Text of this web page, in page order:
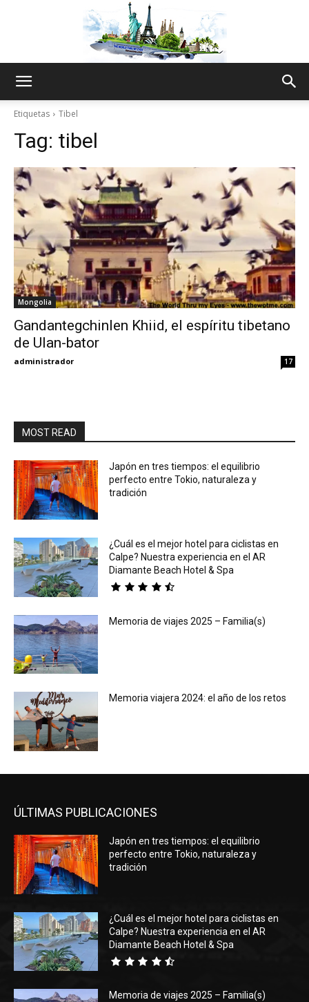
Thru
My
Etiquetas Tibel
Tag: tibel
Mongolia
Gandantegchinlen Khiid, el espíritu tibetano
de Ulan-bator
administrador 17
MOST READ
Japón en tres tiempos: el equilibrio
perfecto entre Tokio, naturaleza y
tradición
¿Cuál es el mejor hotel para ciclistas en
Calpe? Nuestra experiencia en el AR
Diamante Beach Hotel & Spa
Memoria de viajes 2025 – Familia(s)
Memoria viajera 2024: el año de los retos
ÚLTIMAS PUBLICACIONES
Japón en tres tiempos: el equilibrio
perfecto entre Tokio, naturaleza y
tradición
¿Cuál es el mejor hotel para ciclistas en
Calpe? Nuestra experiencia en el AR
Diamante Beach Hotel & Spa
Memoria de viajes 2025 – Familia(s)